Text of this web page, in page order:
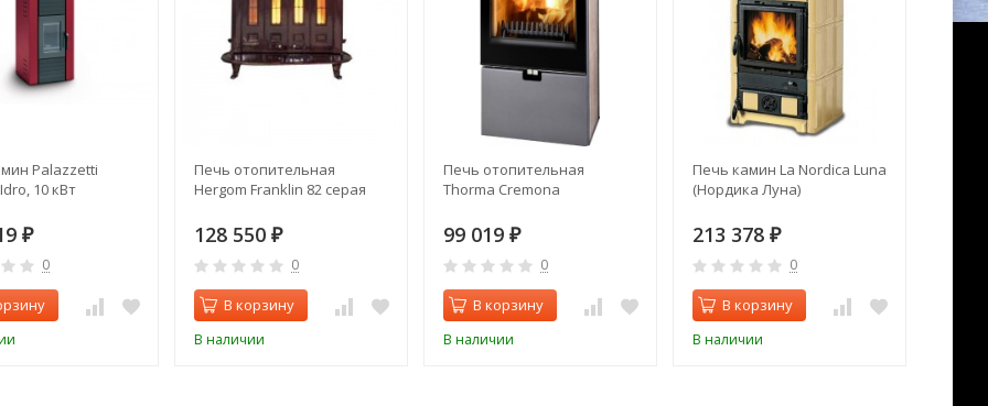
Palazzetti
10 кВт
₽
0
Печь отопительная
Hergom Franklin 82 серая
128 550 ₽
0
В корзину
В наличии
Печь отопительная
Thorma Cremona
99 019 ₽
0
В корзину
В наличии
Печь камин La Nordica Luna
(Нордика Луна)
213 378 ₽
0
В корзину
В наличии